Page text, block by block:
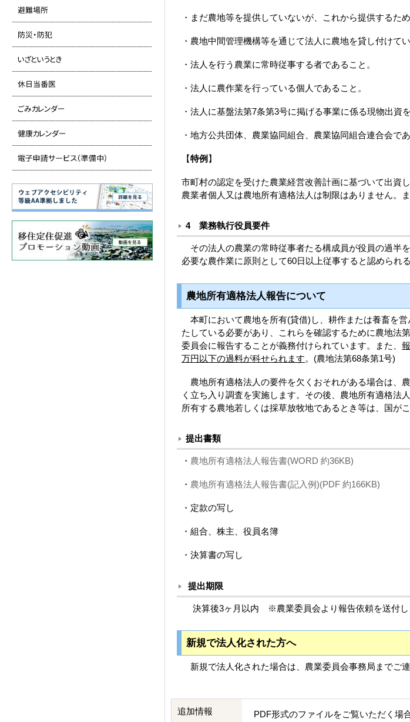
・まだ農地等を提供していないが、これから提供するた
・農地中間管理機構等を通じて法人に農地を貸し付けて
・法人を行う農業に常時従事する者であること。
・法人に農作業を行っている個人であること。
・法人に基盤法第7条第3号に掲げる事業に係る現物出資
・地方公共団体、農業協同組合、農業協同組合連合会であ
【特例 】
市町村の認定を受けた農業経営改善計画に基づいて出資
農業者個人又は農地所有適格法人は制限はありません。
4 業務執行役員要件
その法人の農業の常時従事者たる構成員が役員の過半
必要な農作業に原則として60日以上従事すると認められる
農地所有適格法人報告について
本町において農地を所有(貸借)し、耕作または養畜を
たしている必要があり、これらを確認するために農地法
委員会に報告することが義務付けられています。また、
万円以下の過料が科せられます。(農地法第68条第1号)
農地所有適格法人の要件を欠くおそれがある場合は、
く立ち入り調査を実施します。その後、農地所有適格法
所有する農地若しくは採草放牧地であるとき等は、国が
提出書類
・ 農地所有適格法人報告書(WORD 約36KB)
・ 農地所有適格法人報告書(記入例)(PDF 約166KB)
・定款の写し
・組合、株主、役員名簿
・決算書の写し
提出期限
決算後3ヶ月以内 ※農業委員会より報告依頼を送付し
新規で法人化された方へ
新規で法人化された場合は、農業委員会事務局までご連
追加情報
PDF形式のファイルをご覧いただく場